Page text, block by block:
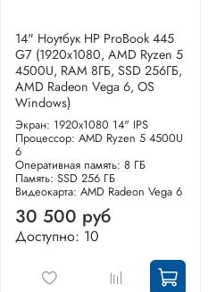
14" Ноутбук HP ProBook 445
G7 (1920x1080, AMD Ryzen 5
4500U, RAM 8ГБ, SSD 256ГБ,
AMD Radeon Vega 6, OS
Windows)
Экран: 1920x1080 14" IPS
Процессор: AMD Ryzen 5 4500U
6
Оперативная память: 8 ГБ
Память: SSD 256 ГБ
Видеокарта: AMD Radeon Vega 6
30 500 руб
Доступно: 10